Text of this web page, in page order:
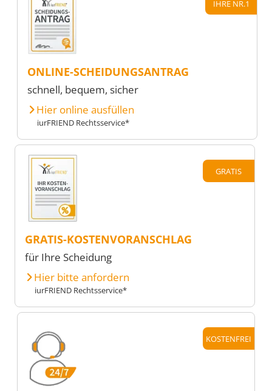
IHRE NR.1
ONLINE-SCHEIDUNGSANTRAG
schnell, bequem, sicher
Hier online ausfüllen
iurFRIEND Rechtsservice*
GRATIS
GRATIS-KOSTENVORANSCHLAG
für Ihre Scheidung
Hier bitte anfordern
iurFRIEND Rechtsservice*
KOSTENFREI